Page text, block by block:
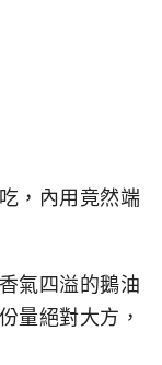
，內用竟然端
氣四溢的鵝油
量絕對大方，